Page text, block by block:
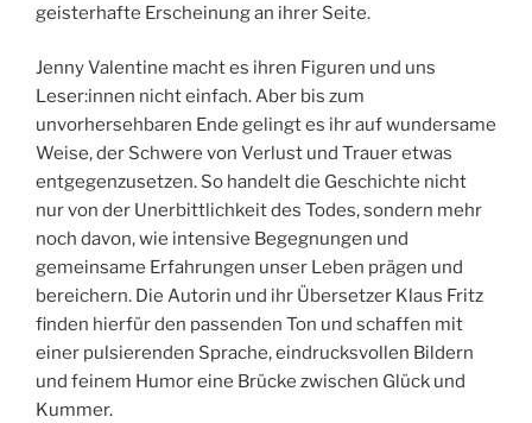
geisterhafte Erscheinung an ihrer Seite.
Jenny Valentine macht es ihren Figuren und uns
Leser:innen nicht einfach. Aber bis zum
unvorhersehbaren Ende gelingt es ihr auf wundersame
Weise, der Schwere von Verlust und Trauer etwas
entgegenzusetzen. So handelt die Geschichte nicht
nur von der Unerbittlichkeit des Todes, sondern mehr
noch davon, wie intensive Begegnungen und
gemeinsame Erfahrungen unser Leben prägen und
bereichern. Die Autorin und ihr Übersetzer Klaus Fritz
finden hierfür den passenden Ton und schaffen mit
einer pulsierenden Sprache, eindrucksvollen Bildern
und feinem Humor eine Brücke zwischen Glück und
Kummer.